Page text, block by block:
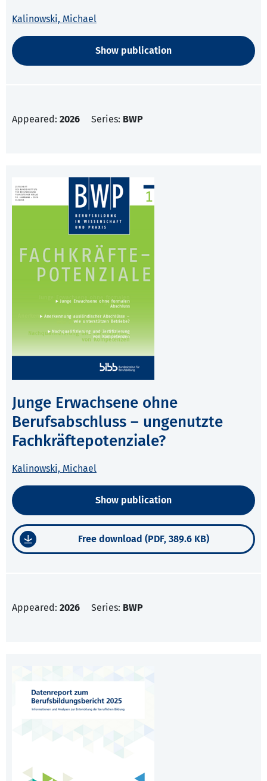
Kalinowski, Michael
Show publication
Appeared: 2026 Series: BWP
Junge Erwachsene ohne
Berufsabschluss – ungenutzte
Fachkräftepotenziale?
Kalinowski, Michael
Show publication
Free download (PDF, 389.6 KB)
Appeared: 2026 Series: BWP